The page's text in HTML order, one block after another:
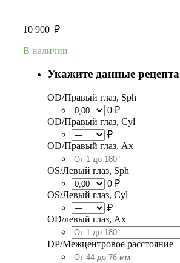
10 900 ₽
В наличии
Укажите данные рецепта
OD/Правый глаз, Sph
0 ₽
OD/Правый глаз, Cyl
₽
OD/Правый глаз, Ax
OS/Левый глаз, Sph
0 ₽
OS/Левый глаз, Cyl
₽
OD/левый глаз, Ax
DP/Межцентровое расстояние